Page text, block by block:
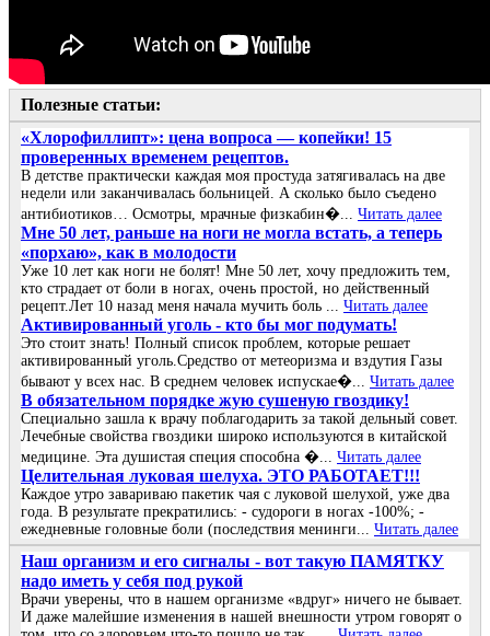
Полезные статьи:
«Хлорофиллипт»: цена вопроса — копейки! 15
проверенных временем рецептов.
В детстве практически каждая моя простуда затягивалась на две
недели или заканчивалась больницей. А сколько было съедено
антибиотиков… Осмотры, мрачные физкабин�... Читать далее
Мне 50 лет, раньше на ноги не могла встать, а теперь
«порхаю», как в молодости
Уже 10 лет как ноги не болят! Мне 50 лет, хочу предложить тем,
кто страдает от боли в ногах, очень простой, но действенный
рецепт.Лет 10 назад меня начала мучить боль ... Читать далее
Активированный уголь - кто бы мог подумать!
Это стоит знать! Полный список проблем, которые решает
активированный уголь.Средство от метеоризма и вздутия Газы
бывают у всех нас. В среднем человек испускае�... Читать далее
В обязательном порядке жую сушеную гвоздику!
Специально зашла к врачу поблагодарить за такой дельный совет.
Лечебные свойства гвоздики широко используются в китайской
медицине. Эта душистая специя способна �... Читать далее
Целительная луковая шелуха. ЭТО РАБОТАЕТ!!!
Каждое утро завариваю пакетик чая с луковой шелухой, уже два
года. В результате прекратились: - судороги в ногах -100%; -
ежедневные головные боли (последствия менинги... Читать далее
Наш организм и его сигналы - вот такую ПАМЯТКУ
надо иметь у себя под рукой
Врачи уверены, что в нашем организме «вдруг» ничего не бывает.
И даже малейшие изменения в нашей внешности утром говорят о